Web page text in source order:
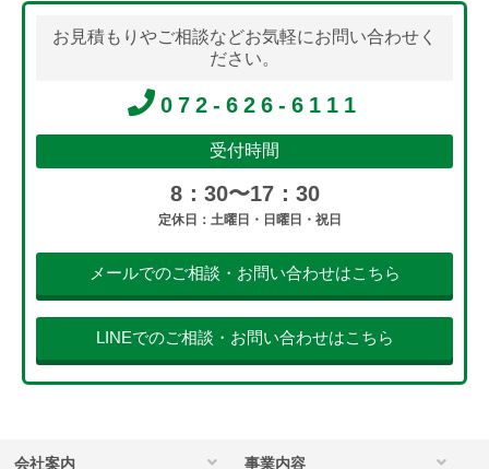
お見積もりやご相談などお気軽にお問い合わせく
ださい。
072-626-6111
受付時間
8：30〜17：30
定休日：土曜日・日曜日・祝日
メールでのご相談・お問い合わせはこちら
LINEでのご相談・お問い合わせはこちら
会社案内 事業内容